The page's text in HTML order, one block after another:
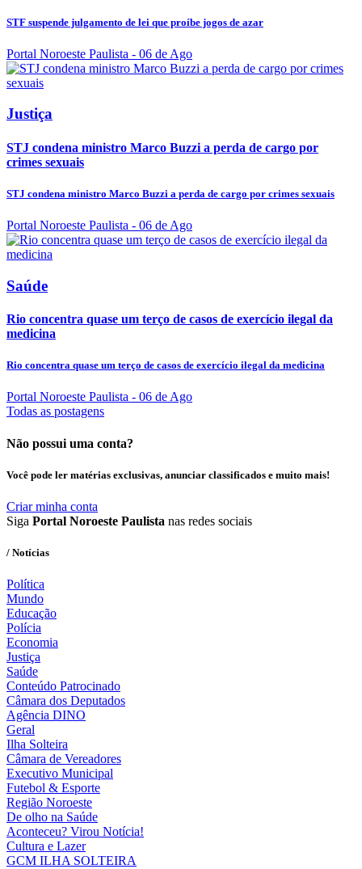
STF suspende julgamento de lei que proíbe jogos de azar
Portal Noroeste Paulista - 06 de Ago
Justiça
STJ condena ministro Marco Buzzi a perda de cargo por
crimes sexuais
STJ condena ministro Marco Buzzi a perda de cargo por crimes sexuais
Portal Noroeste Paulista - 06 de Ago
Saúde
Rio concentra quase um terço de casos de exercício ilegal da
medicina
Rio concentra quase um terço de casos de exercício ilegal da medicina
Portal Noroeste Paulista - 06 de Ago
Todas as postagens
Não possui uma conta?
Você pode ler matérias exclusivas, anunciar classificados e muito mais!
Criar minha conta
Siga Portal Noroeste Paulista nas redes sociais
/ Notícias
Política
Mundo
Educação
Polícia
Economia
Justiça
Saúde
Conteúdo Patrocinado
Câmara dos Deputados
Agência DINO
Geral
Ilha Solteira
Câmara de Vereadores
Executivo Municipal
Futebol & Esporte
Região Noroeste
De olho na Saúde
Aconteceu? Virou Notícia!
Cultura e Lazer
GCM ILHA SOLTEIRA